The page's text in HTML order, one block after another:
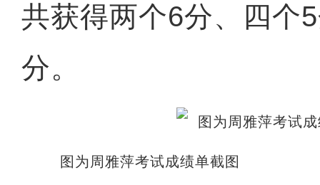
共获得两个6分、四个
分。
图为周雅萍考试成绩单截图